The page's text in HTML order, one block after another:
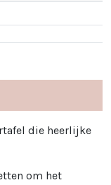
die heerlijke
om het